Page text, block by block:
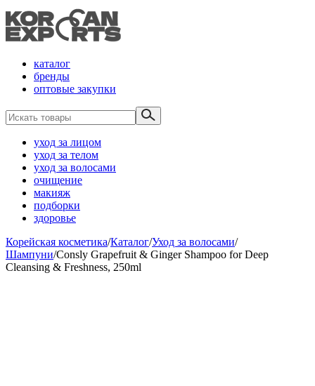
каталог
бренды
оптовые закупки
уход за лицом
уход за телом
уход за волосами
очищение
макияж
подборки
здоровье
Корейская косметика/Каталог/Уход за волосами/
Шампуни/Consly Grapefruit & Ginger Shampoo for Deep
Cleansing & Freshness, 250ml